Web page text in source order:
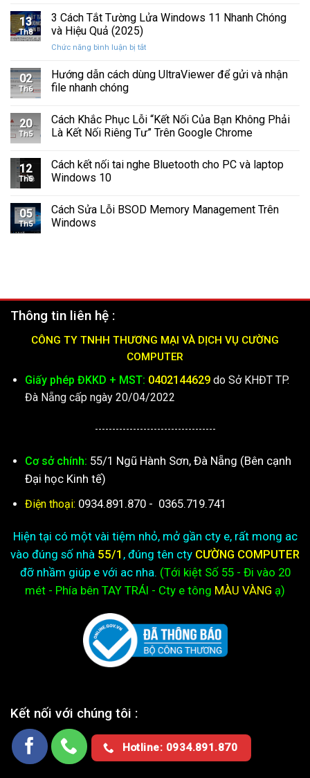
Hỏng
Giác
Trên
C
Sửa
Âm
Khi
11
13
Th8
3 Cách Tắt Tường Lửa Windows 11 Nhanh Chóng
và Hiệu Quả (2025)
Chức năng bình luận bị tắtở
Cách
Tắt
Windows
11
và
02
Th6
Hướng dẫn cách dùng UltraViewer để gửi và nhận
file nhanh chóng
20
Th5
Cách Khắc Phục Lỗi “Kết Nối Của Bạn Không Phải
Là Kết Nối Riêng Tư” Trên Google Chrome
12
Th5
Cách kết nối tai nghe Bluetooth cho PC và laptop
Windows 10
05
Th5
Cách Sửa Lỗi BSOD Memory Management Trên
Windows
Thông tin liên hệ :
CÔNG TY TNHH THƯƠNG MẠI VÀ DỊCH VỤ CƯỜNG
COMPUTER
Giấy phép ĐKKD + MST: 0402144629do Sở KHĐT TP.
Đà Nẵng cấp ngày 20/04/2022
-----------------------------------
Cơ sở chính: 55/1 Ngũ Hành Sơn, Đà Nẵng (Bên cạnh
Đại học Kinh tế)
Điện thoại: 0934.891.870 - 0365.719.741
Hiện tại có một vài tiệm nhỏ, mở gần cty e, rất mong ac
vào đúng số nhà 55/1 , đúng tên cty CƯỜNG COMPUTER
đỡ nhầm giúp e với ac nha. (Tới kiệtSố 55 - Đi vào 20
mét - Phía bên TAY TRÁI - Cty e tông MÀU VÀNG ạ)
Kết nối với chúng tôi :
Hotline: 0934.891.870